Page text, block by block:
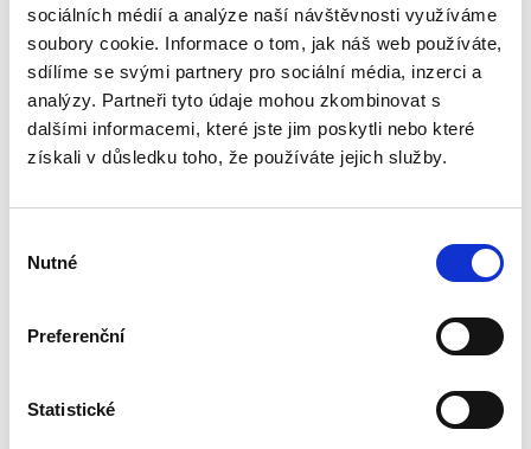
sociálních médií a analýze naší návštěvnosti využíváme
soubory cookie. Informace o tom, jak náš web používáte,
sdílíme se svými partnery pro sociální média, inzerci a
analýzy. Partneři tyto údaje mohou zkombinovat s
dalšími informacemi, které jste jim poskytli nebo které
získali v důsledku toho, že používáte jejich služby.
souhlasu
Nutné
Preferenční
Statistické
Zvláštní odměna představuje pro kontinentální
právo jedinečný právní institut. Jedná se totiž o
specifické protiplnění ze smlouvy, které je z
části určeno na základě posouzení
spravedlnosti jeho...
2023: Start
restrukturalizace.Nová
Jaroslav Schönfeld Petr Sprinz ,a